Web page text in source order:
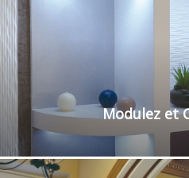
Modulez et